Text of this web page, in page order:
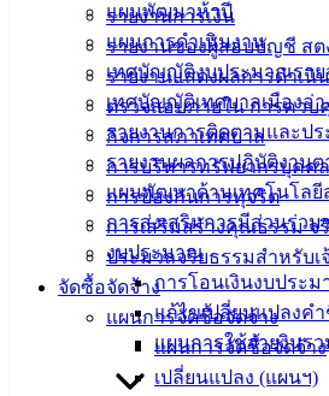
รายงานการเงิน
รายงานของผู้สอบบัญชี สต
รายงานแสดงผลการดำเ
ตรวจสอบภายใน การควบ
กิจการสภาเทศบาล
การบริหารทรัพยากรบุคคล
การป้องกันการทุจริต
การเสริมสร้างคุณธรรม จ
ประมวลจริยธรรมสำหรับเ
จัดซื้อจัดจ้าง
แผนการจัดซื้อจัดจ้าง
แผนการจัดซื้อจัดจ้าง
เปลี่ยนแปลง (แผนฯ)
แผนพัฒนาห้าปี
แผนการดำเนินงาน
เทศบัญญัติงบประมาณราย
เทศบัญญัติเทศบาลเมืองอ่า
รายงานการติดตามและปร
รายงานผลการปฏิบัติงาน
แผนพัฒนาด้านเทคโนโลยี
การส่งเสริมการมีส่วนร่ว
งบประมาณ
การโอนเงินงบประ
แก้ไขเปลี่ยนแปลงค
แผนการใช้จ่ายงินรว
ประชาชน
ดาวน์โหลด
แบบ
ฟอร์ม,
เอกสาร
คู่มือ
สำหรับ
ประชาชน/
คู่มือการ
ปฏิบัติ
ข่าวสาร